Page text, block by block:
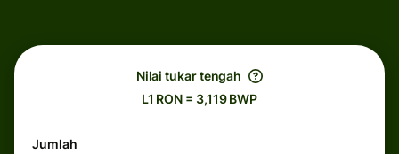
Nilai tukar tengah
L1 RON = 3,119 BWP
Jumlah